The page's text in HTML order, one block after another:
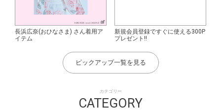
カテゴリー
CATEGORY
長浜広奈(おひなさま) さん着用ア
イテム
新規会員登録ですぐに使える300P
プレゼント!!
ピックアップ一覧を見る